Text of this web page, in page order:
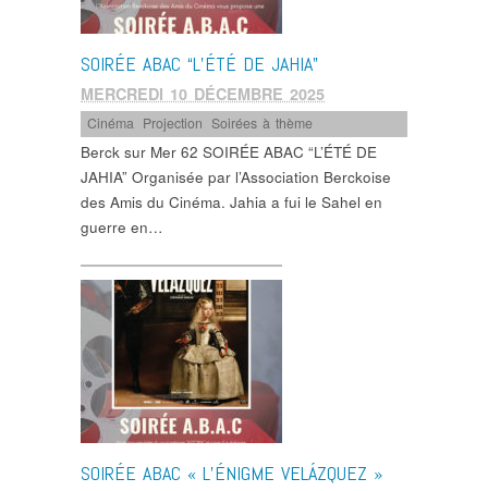
SOIRÉE ABAC “L’ÉTÉ DE JAHIA”
MERCREDI 10 DÉCEMBRE 2025
Cinéma Projection ,Soirées à thème
Berck sur Mer 62 SOIRÉE ABAC “L’ÉTÉ DE
JAHIA” Organisée par l’Association Berckoise
des Amis du Cinéma. Jahia a fui le Sahel en
guerre en…
SOIRÉE ABAC « L’ÉNIGME VELÁZQUEZ »